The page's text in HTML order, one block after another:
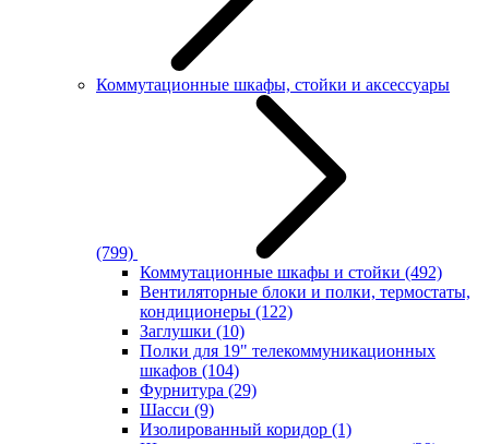
Коммутационные шкафы, стойки и аксессуары
(799)
Коммутационные шкафы и стойки (492)
Вентиляторные блоки и полки, термостаты,
кондиционеры (122)
Заглушки (10)
Полки для 19" телекоммуникационных
шкафов (104)
Фурнитура (29)
Шасси (9)
Изолированный коридор (1)